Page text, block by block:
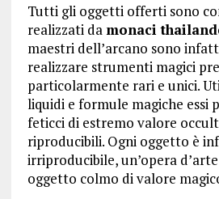
Tutti gli oggetti offerti sono
realizzati da monaci
maestri dell’arcano sono
realizzare strumenti magici
particolarmente rari e unici.
liquidi e formule magiche essi
feticci di estremo valore
riproducibili. Ogni oggetto è
irriproducibile, un’opera
oggetto colmo di valore